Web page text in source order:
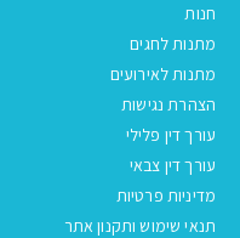
חנות
מתנות לחגים
מתנות לאירועים
הצהרת נגישות
עורך דין פלילי
עורך דין צבאי
מדיניות פרטיות
תנאי שימוש ותקנון אתר